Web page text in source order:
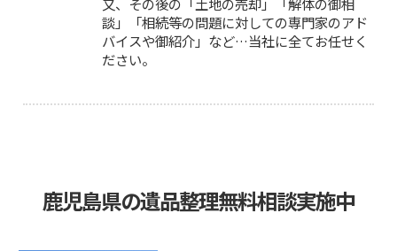
談」「相続等の問題に対しての専門家のアド
バイスや御紹介」など…当社に全てお任せく
ださい。
鹿児島県の遺品整理無料相談実施中